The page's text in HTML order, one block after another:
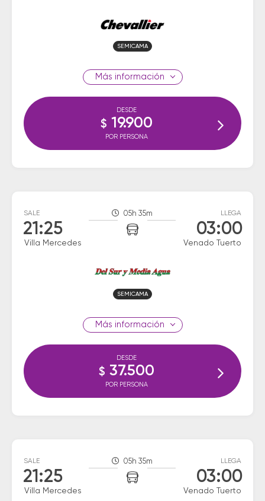
SEMICAMA
información
DESDE
$ 19.900
POR PERSONA
SALE
21:25
Villa Mercedes
05h 35m LLEGA
03:00
Venado Tuerto
SEMICAMA
información
DESDE
$ 37.500
POR PERSONA
SALE
21:25
Villa Mercedes
05h 35m LLEGA
03:00
Venado Tuerto